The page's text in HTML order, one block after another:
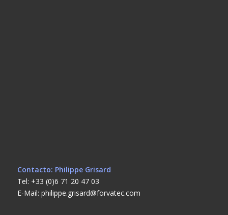
Contacto: Philippe Grisard
Tel: +33 (0)6 71 20 47 03
E-Mail: philippe.grisard@forvatec.com